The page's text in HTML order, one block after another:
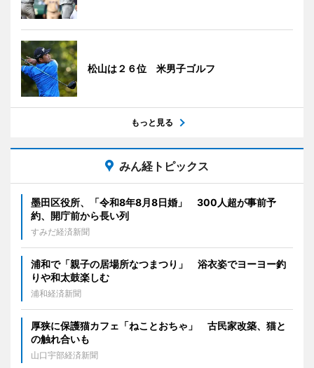
松山は２６位 米男子ゴルフ
もっと見る
みん経トピックス
墨田区役所、「令和8年8月8日婚」 300人超が事前予
約、開庁前から長い列
すみだ経済新聞
浦和で「親子の居場所なつまつり」 浴衣姿でヨーヨー釣
りや和太鼓楽しむ
浦和経済新聞
厚狭に保護猫カフェ「ねことおちゃ」 古民家改築、猫と
の触れ合いも
山口宇部経済新聞